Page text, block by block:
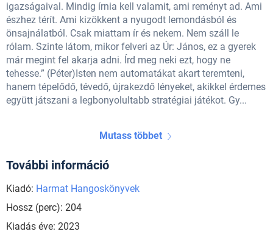
igazságaival. Mindig írnia kell valamit, ami reményt ad. Ami
észhez térít. Ami kizökkent a nyugodt lemondásból és
önsajnálatból. Csak miattam ír és nekem. Nem száll le
rólam. Szinte látom, mikor felveri az Úr: János, ez a gyerek
már megint fel akarja adni. Írd meg neki ezt, hogy ne
tehesse.” (Péter)Isten nem automatákat akart teremteni,
hanem tépelődő, tévedő, újrakezdő lényeket, akikkel érdemes
együtt játszani a legbonyolultabb stratégiai játékot. Gy...
Mutass többet
További információ
Kiadó: Harmat Hangoskönyvek
Hossz (perc): 204
Kiadás éve: 2023